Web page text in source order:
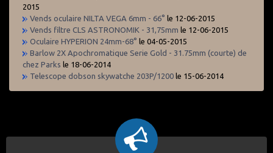
2015
Vends oculaire NILTA VEGA 6mm - 66° le 12-06-2015
Vends filtre CLS ASTRONOMIK - 31,75mm le 12-06-2015
Oculaire HYPERION 24mm-68° le 04-05-2015
Barlow 2X Apochromatique Serie Gold - 31.75mm (courte) de
chez Parks le 18-06-2014
Telescope dobson skywatche 203P/1200 le 15-06-2014